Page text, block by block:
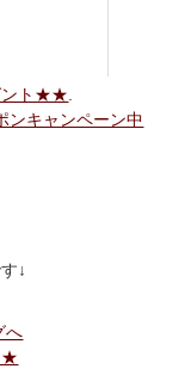
ント★★
キャンペーン中
↓
へ
★